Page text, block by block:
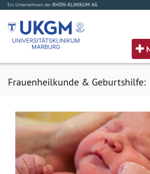
Ein Unternehmen der RHÖN-KLINIKUM AG
Frauenheilkunde & Geburtshilfe: